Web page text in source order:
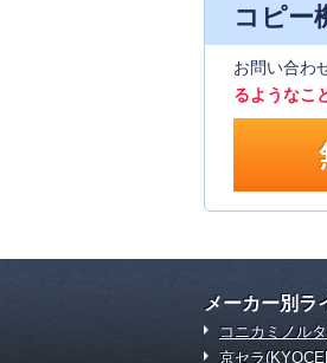
コピー
お問い合わ
るようなこ
メーカー別ラ
コニカミノル
京セラ